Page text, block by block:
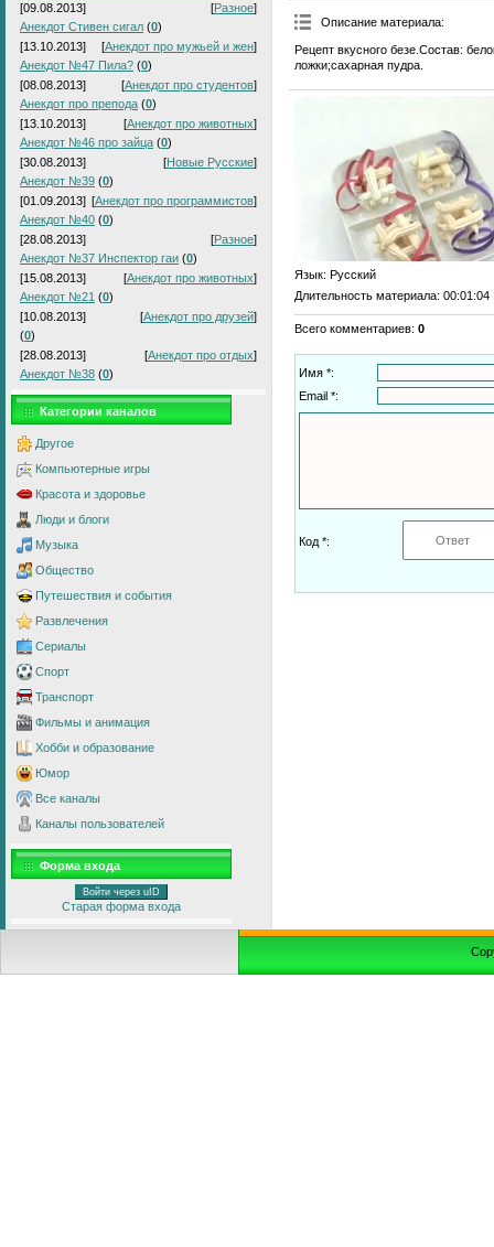
[09.08.2013] [Разное]
Анекдот Стивен сигал (0)
[13.10.2013]
[Анекдот про мужьей и жен]
Анекдот №47 Пила? (0)
[08.08.2013]
[Анекдот про студентов]
Анекдот про препода (0)
[13.10.2013]
[Анекдот про животных]
Анекдот №46 про зайца (0)
[30.08.2013]
[Новые Русские]
Анекдот №39 (0)
[01.09.2013] [Анекдот про программистов]
Анекдот №40 (0)
[28.08.2013]
[Разное]
Анекдот №37 Инспектор гаи (0)
[15.08.2013]
[Анекдот про животных]
Анекдот №21 (0)
[10.08.2013]
[Анекдот про друзей]
(0)
[28.08.2013]
[Анекдот про отдых]
Анекдот №38 (0)
Категории каналов
Другое
Компьютерные игры
Красота и здоровье
Люди и блоги
Музыка
Общество
Путешествия и события
Развлечения
Сериалы
Спорт
Транспорт
Фильмы и анимация
Хобби и образование
Юмор
Все каналы
Каналы пользователей
Форма входа
Войти через uID
Старая форма входа
Описание материала:
Рецепт вкусного безе.Состав:
ложки;сахарная пудра.
Язык: Русский
Длительность материала: 00:01:04
Всего комментариев: 0
Имя *:
Email *:
Код *: